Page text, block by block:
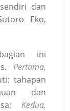
dan
Eko,
ini
Pertama,
tahapan
dan
Kedua,